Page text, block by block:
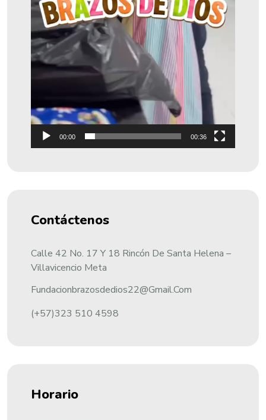
00:00 00:36
Contáctenos
Calle 42 No. 17 Y 18 Rincón De Santa Helena –
Villavicencio Meta
Fundacionbrazosdedios22@gmail.com
(+57)323 510 4598
Horario